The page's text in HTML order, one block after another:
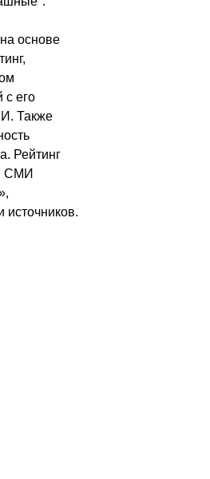
основе
с его
Также
Рейтинг
СМИ